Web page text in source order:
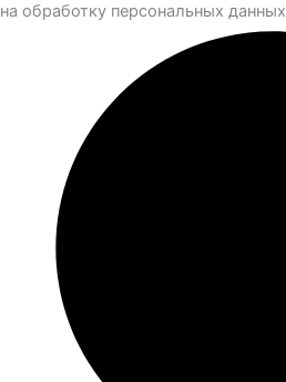
на обработку персональных данных